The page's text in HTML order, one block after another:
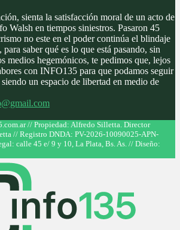
sienta la satisfacción moral de un acto de
Walsh en tiempos siniestros. Pasaron 45
no este en el poder continúa el blindaje
saber qué es lo que está pasando, sin
medios hegemónicos, te pedimos que, lejos
con INFO135 para que podamos seguir
un espacio de libertad en medio de
// Propiedad: Alfredo Silletta. Director
// Registro DNDA: PV-2026-10090025-APN-
calle 45 e/ 9 y 10, La Plata, Bs. As. // Diseño: